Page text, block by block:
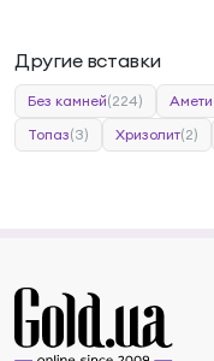
Другие вставки
Без камней(224)
Топаз(3) Хризолит(2)